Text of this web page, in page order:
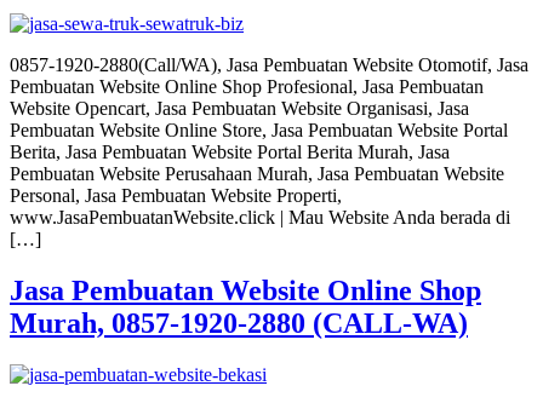
0857-1920-2880(Call/WA), Jasa Pembuatan Website Otomotif, Jasa
Pembuatan Website Online Shop Profesional, Jasa Pembuatan
Website Opencart, Jasa Pembuatan Website Organisasi, Jasa
Pembuatan Website Online Store, Jasa Pembuatan Website Portal
Berita, Jasa Pembuatan Website Portal Berita Murah, Jasa
Pembuatan Website Perusahaan Murah, Jasa Pembuatan Website
Personal, Jasa Pembuatan Website Properti,
www.JasaPembuatanWebsite.click | Mau Website Anda berada di
[…]
Jasa Pembuatan Website Online Shop
Murah, 0857-1920-2880 (CALL-WA)